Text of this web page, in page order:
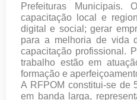
Prefeituras
capacitação local e
digital e social; gerar
para a melhoria de vida
capacitação profissional.
trabalho estão em
formação e
A RFPOM constitui-se de
em banda larga,